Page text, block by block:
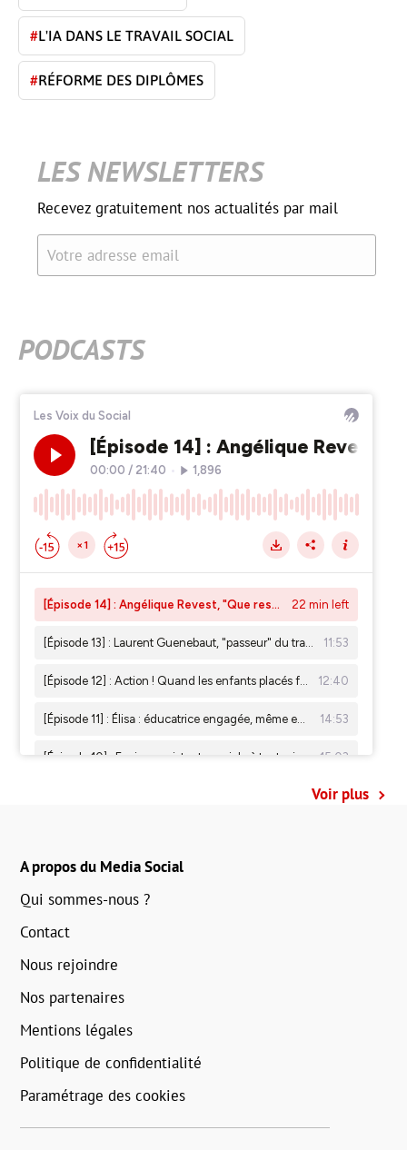
#L'IA DANS LE TRAVAIL SOCIAL
#RÉFORME DES DIPLÔMES
LES NEWSLETTERS
Recevez gratuitement nos actualités par mail
Votre adresse email
PODCASTS
Voir plus
A propos du Media Social
Qui sommes-nous ?
Contact
Nous rejoindre
Nos partenaires
Mentions légales
Politique de confidentialité
Paramétrage des cookies